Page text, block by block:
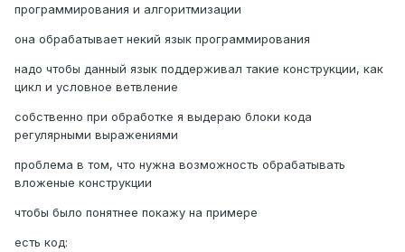
программирования и алгоритмизации
она обрабатывает некий язык программирования
надо чтобы данный язык поддерживал такие конструкции, как
цикл и условное ветвление
собственно при обработке я выдераю блоки кода
регулярными выражениями
проблема в том, что нужна возможность обрабатывать
вложеные конструкции
чтобы было понятнее покажу на примере
есть код: